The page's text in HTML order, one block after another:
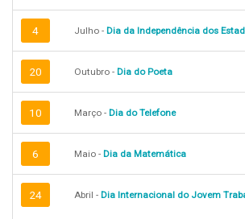
4 Julho - Dia da Independência dos
20 Outubro - Dia do Poeta
10 Março - Dia do Telefone
6 Maio - Dia da Matemática
24 Abril - Dia Internacional do Jovem